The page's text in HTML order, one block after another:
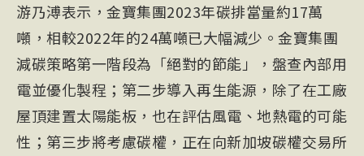
游乃溥表示，金寶集團2023年碳排當量約17萬
噸，相較2022年的24萬噸已大幅減少。金寶集團
減碳策略第一階段為「絕對的節能」，盤查內部用
電並優化製程；第二步導入再生能源，除了在工廠
屋頂建置太陽能板，也在評估風電、地熱電的可能
性；第三步將考慮碳權，正在向新加坡碳權交易所